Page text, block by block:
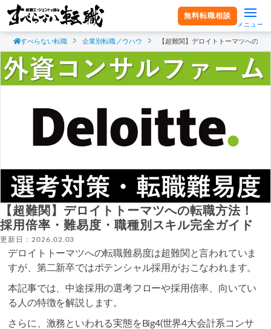
無料転職相談
メニュー
すべらない転職 企業別転職ノウハウ 【超難関】デロイトトーマツへの転
【超難関】デロイトトーマツへの転職方法！
採用倍率・難易度・職種別スキル完全ガイド
更新日：2026.02.03
デロイトトーマツへの転職難易度は超難関と言われていま
すが、第二新卒ではポテンシャル採用がおこなわれます。
本記事では、中途採用の選考フローや採用倍率、向いてい
る人の特徴を解説します。
さらに、激務といわれる実態をBig4(世界4大会計系コンサ